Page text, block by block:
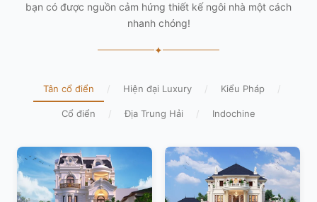
bạn có được nguồn cảm hứng thiết kế ngôi nhà một cách
nhanh chóng!
✦
Tân cổ điển / Hiện đại Luxury / Kiểu Pháp /
Cổ điển / Địa Trung Hải / Indochine